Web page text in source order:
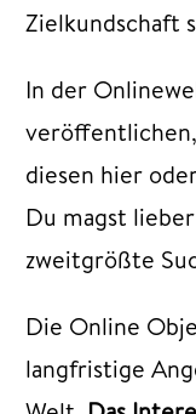
Zielkundschaft
In der
diesen hier
Du magst
zweitgrößte
Die Online
langfristige